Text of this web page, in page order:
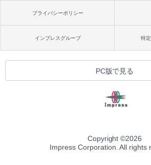
プライバシーポリシー
インプレスグループ 特
PC版で見る
Copyright ©2026
Impress Corporation. All rights